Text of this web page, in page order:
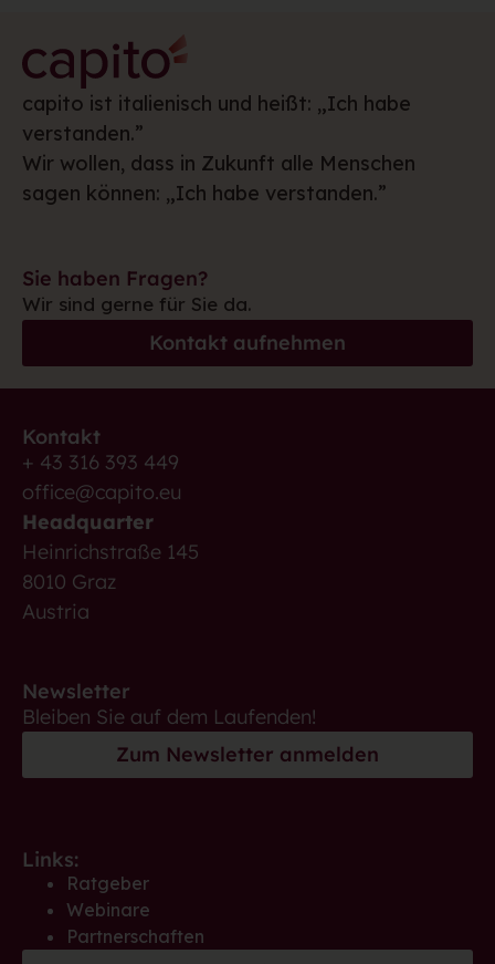
capito ist italienisch und heißt: „Ich habe
verstanden.”
Wir wollen, dass in Zukunft alle Menschen
sagen können: „Ich habe verstanden.”
Sie haben Fragen?
Wir sind gerne für Sie da.
Kontakt aufnehmen
Kontakt
+ 43 316 393 449
office@capito.eu
Headquarter
Heinrichstraße 145
8010 Graz
Austria
Newsletter
Bleiben Sie auf dem Laufenden!
Zum Newsletter anmelden
Links:
Ratgeber
Webinare
Partnerschaften